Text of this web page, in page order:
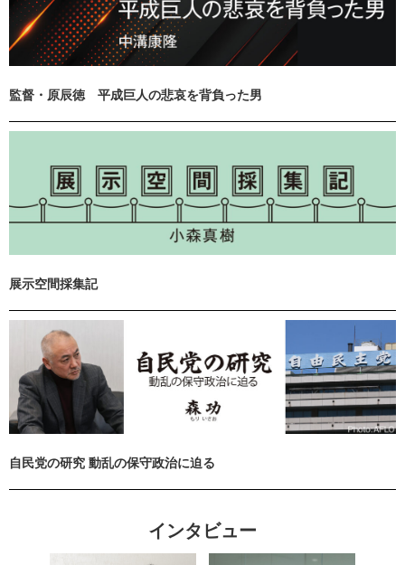
監督・原辰徳 平成巨人の悲哀を背負った男
展示空間採集記
自民党の研究 動乱の保守政治に迫る
インタビュー